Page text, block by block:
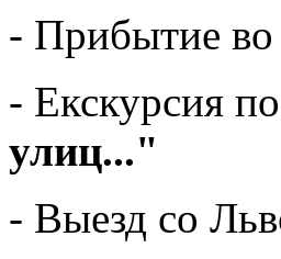
- Прибытие во
- Екскурсия
улиц..."
- Выезд со